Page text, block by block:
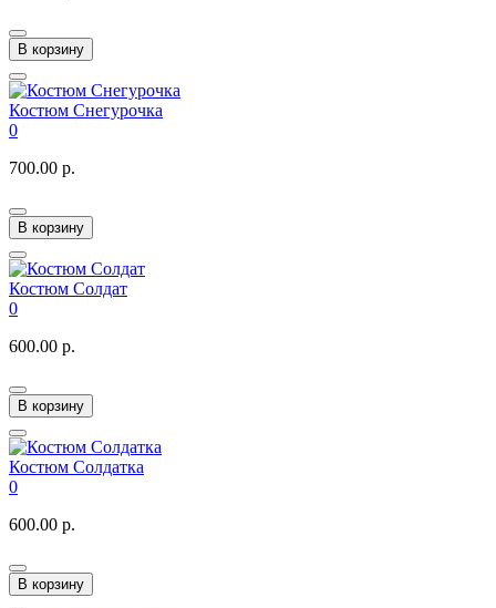
В корзину
Костюм Снегурочка
0
700.00 р.
В корзину
Костюм Солдат
0
600.00 р.
В корзину
Костюм Солдатка
0
600.00 р.
В корзину